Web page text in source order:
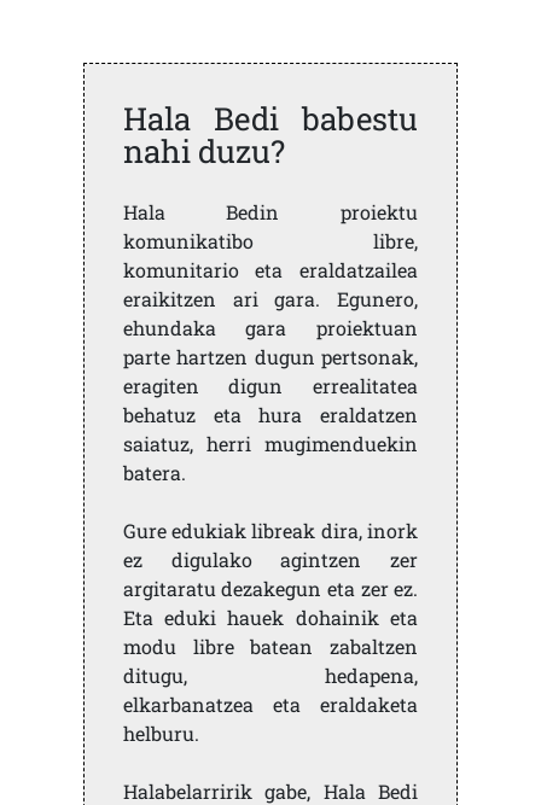
Hala Bedi babestu
nahi duzu?
Hala Bedin proiektu
komunikatibo libre,
komunitario eta eraldatzailea
eraikitzen ari gara. Egunero,
ehundaka gara proiektuan
parte hartzen dugun pertsonak,
eragiten digun errealitatea
behatuz eta hura eraldatzen
saiatuz, herri mugimenduekin
batera.
Gure edukiak libreak dira, inork
ez digulako agintzen zer
argitaratu dezakegun eta zer ez.
Eta eduki hauek dohainik eta
modu libre batean zabaltzen
ditugu, hedapena,
elkarbanatzea eta eraldaketa
helburu.
Halabelarririk gabe, Hala Bedi